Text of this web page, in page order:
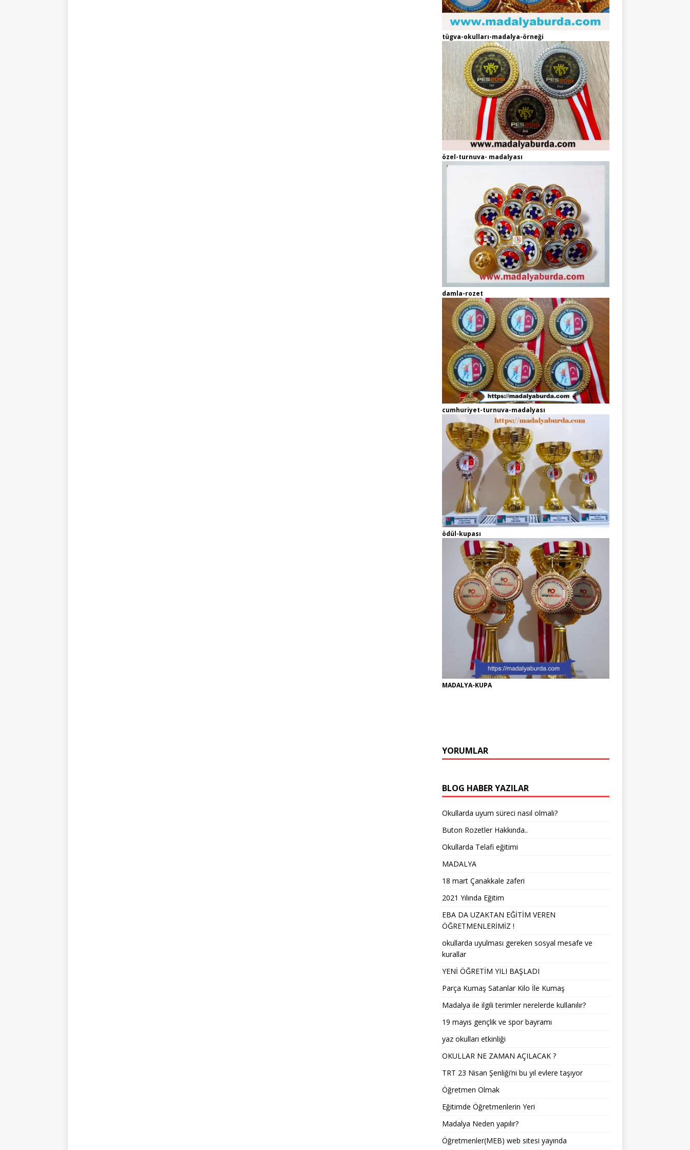
tügva-okulları-madalya-örneği
özel-turnuva- madalyası
damla-rozet
cumhuriyet-turnuva-madalyası
ödül-kupası
MADALYA-KUPA
YORUMLAR
BLOG HABER YAZILAR
Okullarda uyum süreci nasıl olmalı?
Buton Rozetler Hakkında..
Okullarda Telafi eğitimi
MADALYA
18 mart Çanakkale zaferi
2021 Yılında Eğitim
EBA DA UZAKTAN EĞİTİM VEREN
ÖĞRETMENLERİMİZ !
okullarda uyulması gereken sosyal mesafe ve
kurallar
YENİ ÖĞRETİM YILI BAŞLADI
Parça Kumaş Satanlar Kilo İle Kumaş
Madalya ile ilgili terimler nerelerde kullanılır?
19 mayıs gençlik ve spor bayramı
yaz okulları etkinliği
OKULLAR NE ZAMAN AÇILACAK ?
TRT 23 Nisan Şenliği’ni bu yıl evlere taşıyor
Öğretmen Olmak
Eğitimde Öğretmenlerin Yeri
Madalya Neden yapılır?
Öğretmenler(MEB) web sitesi yayında